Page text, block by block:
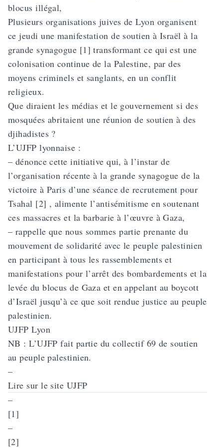
blocus illégal,
Plusieurs organisations juives de Lyon organisent
ce jeudi une manifestation de soutien à Israël à la
grande synagogue [1] transformant ce qui est une
colonisation continue de la Palestine, par des
moyens criminels et sanglants, en un conflit
religieux.
Que diraient les médias et le gouvernement si des
mosquées abritaient une réunion de soutien à des
djihadistes ?
L’UJFP lyonnaise :
– dénonce cette initiative qui, à l’instar de
l’organisation récente à la grande synagogue de la
victoire à Paris d’une séance de recrutement pour
Tsahal [2] , alimente l’antisémitisme en soutenant
ces massacres et la barbarie à l’œuvre à Gaza,
– rappelle que nous sommes partie prenante du
mouvement de solidarité avec le peuple palestinien
en participant à tous les rassemblements et
manifestations pour l’arrêt des bombardements et la
levée du blocus de Gaza et en appelant au boycott
d’Israël jusqu’à ce que soit rendue justice au peuple
palestinien.
UJFP Lyon
NB : L’UJFP fait partie du collectif 69 de soutien
au peuple palestinien.
–
Lire sur le site UJFP
–
[1]
–
[2]